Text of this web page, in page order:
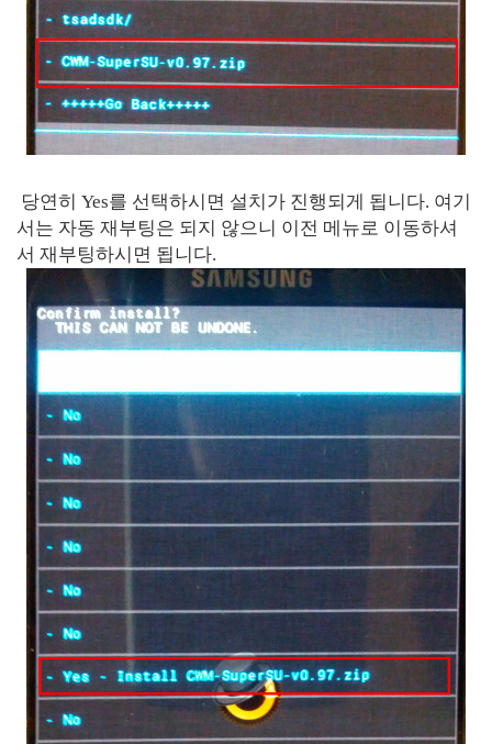
당연히 Yes를 선택하시면 설치가 진행되게 됩니다. 여기
서는 자동 재부팅은 되지 않으니 이전 메뉴로 이동하셔
서 재부팅하시면 됩니다.